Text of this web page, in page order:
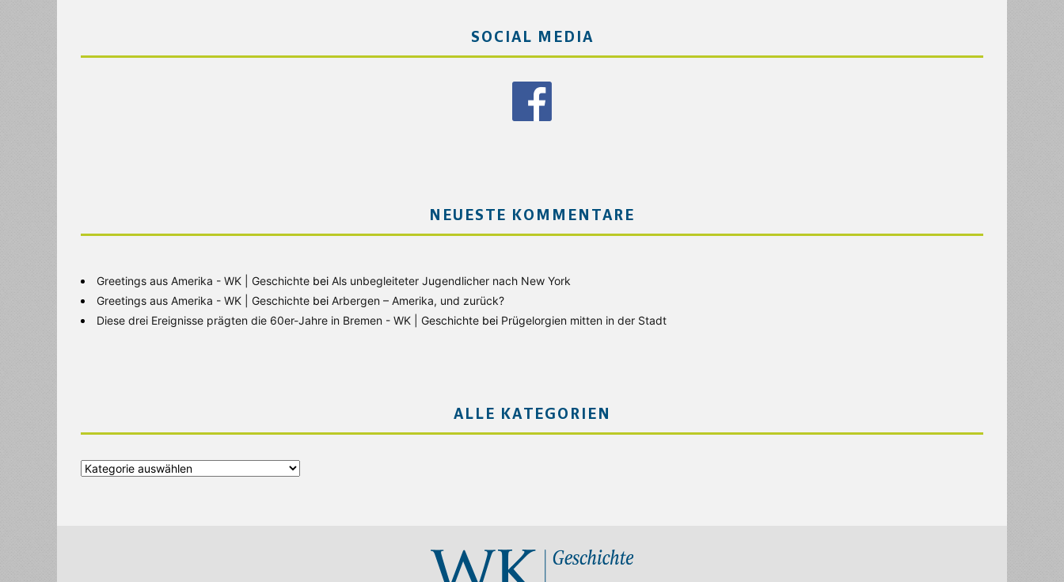
SOCIAL MEDIA
NEUESTE KOMMENTARE
Greetings aus Amerika - WK | Geschichte bei Als unbegleiteter Jugendlicher nach New York
Greetings aus Amerika - WK | Geschichte bei Arbergen – Amerika, und zurück?
Diese drei Ereignisse prägten die 60er-Jahre in Bremen - WK | Geschichte bei Prügelorgien mitten in der Stadt
ALLE KATEGORIEN
Alle